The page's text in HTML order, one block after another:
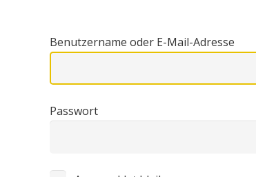
Benutzername oder E-Mail-Adresse
Passwort